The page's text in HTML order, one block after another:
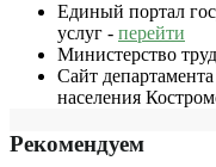
Единый портал
услуг - перейти
Министерство
Сайт
населения
Рекомендуем